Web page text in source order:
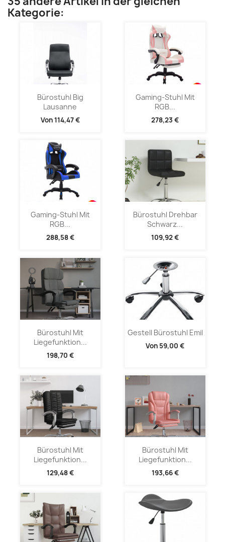
Kategorie:
Bürostuhl Big
Lausanne
Von114,47 €
Gaming-Stuhl Mit
RGB...
278,23 €
Gaming-Stuhl Mit
RGB...
288,58 €
Bürostuhl Drehbar
Schwarz...
109,92 €
Bürostuhl Mit
Liegefunktion...
198,70 €
Gestell Bürostuhl Emil
Von 59,00 €
Bürostuhl Mit
Liegefunktion...
129,48 €
Bürostuhl Mit
Liegefunktion...
193,66 €